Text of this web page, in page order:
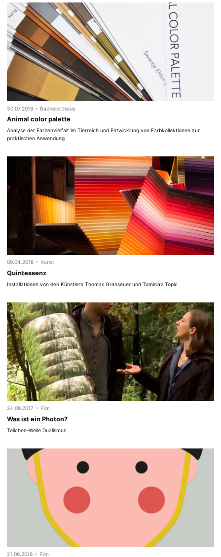
30.07.2018 - Bachelorthesis
Animal color palette
Analyse der Farbenvielfalt im Tierreich und Entwicklung von Farbkollektionen zur
praktischen Anwendung
09.04.2018 - Kunst
Quintessenz
Installationen von den Künstlern Thomas Granseuer und Tomislav Topic
24.09.2017 - Film
Was ist ein Photon?
Teilchen-Welle Dualismus
21.06.2016 - Film